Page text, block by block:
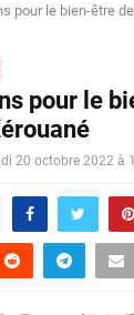
pour le bien-être
pour le
20 octobre 2022 à